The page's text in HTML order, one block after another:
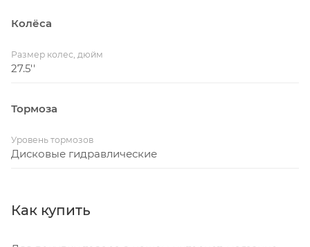
Колёса
Размер колес, дюйм
27.5''
Тормоза
Уровень тормозов
Дисковые гидравлические
Как купить